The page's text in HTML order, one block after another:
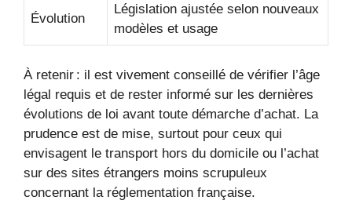
Évolution
Législation ajustée selon nouveaux
modèles et usage
À retenir : il est vivement conseillé de vérifier l’âge
légal requis et de rester informé sur les dernières
évolutions de loi avant toute démarche d’achat. La
prudence est de mise, surtout pour ceux qui
envisagent le transport hors du domicile ou l’achat
sur des sites étrangers moins scrupuleux
concernant la réglementation française.